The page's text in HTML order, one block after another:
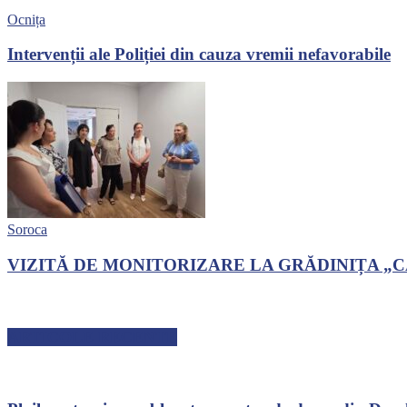
Ocnița
Intervenții ale Poliției din cauza vremii nefavorabile
Soroca
VIZITĂ DE MONITORIZARE LA GRĂDINIȚA